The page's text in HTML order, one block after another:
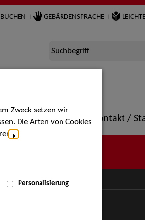
GEBÄRDENSPRACHE
Suchbegriff
Termine Portfolio Kontakt /
MENÜ
Zweck setzen wir
Die Arten von Cookies
Personalisierung